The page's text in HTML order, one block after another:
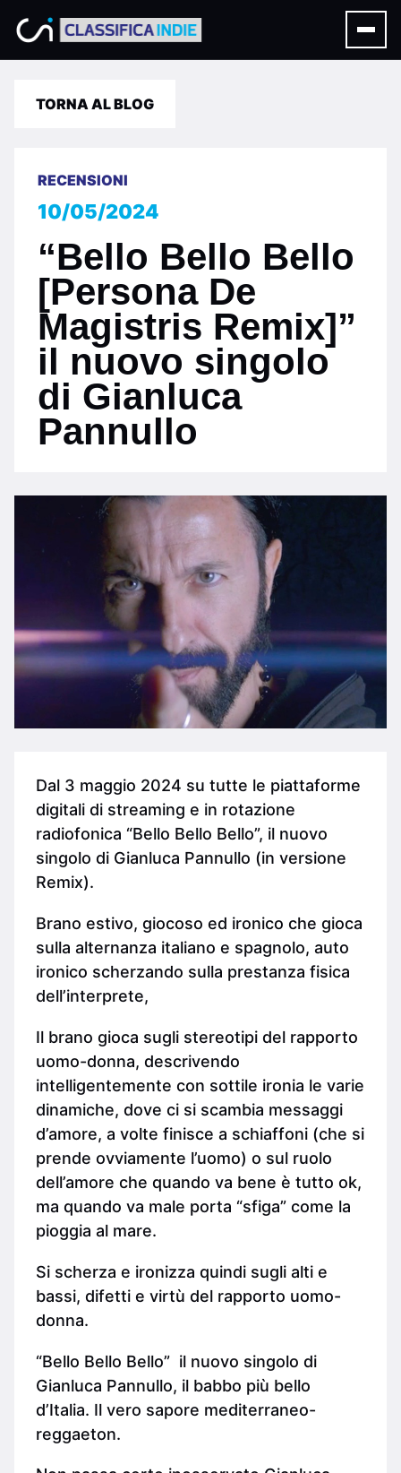
TORNA AL BLOG
RECENSIONI
10/05/2024
“Bello Bello Bello
[Persona De
Magistris Remix]”
il nuovo singolo
di Gianluca
Pannullo
Dal 3 maggio 2024 su tutte le piattaforme
digitali di streaming e in rotazione
radiofonica “Bello Bello Bello”, il nuovo
singolo di Gianluca Pannullo (in versione
Remix).
Brano estivo, giocoso ed ironico che gioca
sulla alternanza italiano e spagnolo, auto
ironico scherzando sulla prestanza fisica
dell’interprete,
Il brano gioca sugli stereotipi del rapporto
uomo-donna, descrivendo
intelligentemente con sottile ironia le varie
dinamiche, dove ci si scambia messaggi
d’amore, a volte finisce a schiaffoni (che si
prende ovviamente l’uomo) o sul ruolo
dell’amore che quando va bene è tutto ok,
ma quando va male porta “sfiga” come la
pioggia al mare.
Si scherza e ironizza quindi sugli alti e
bassi, difetti e virtù del rapporto uomo-
donna.
“Bello Bello Bello” il nuovo singolo di
Gianluca Pannullo, il babbo più bello
d’Italia. Il vero sapore mediterraneo-
reggaeton.